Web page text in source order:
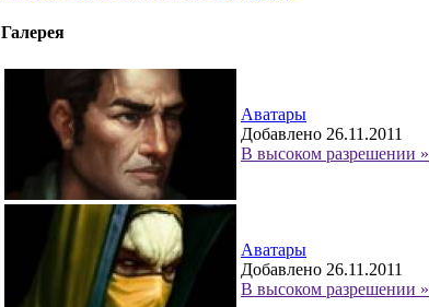
Галерея
Аватары
Добавлено 26.11.2011
В высоком разрешении »
Аватары
Добавлено 26.11.2011
В высоком разрешении »